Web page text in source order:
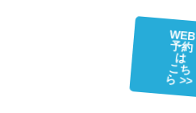
WEB
予約
は
こち
ら >>